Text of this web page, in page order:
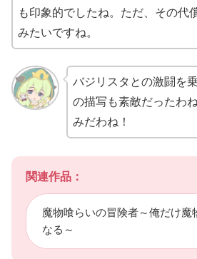
も印象的でしたね。ただ、その代
みたいですね。
バジリスタとの激闘を
の描写も素敵だったわ
みだわね！
関連作品：
魔物喰らいの冒険者～俺だけ魔
なる～